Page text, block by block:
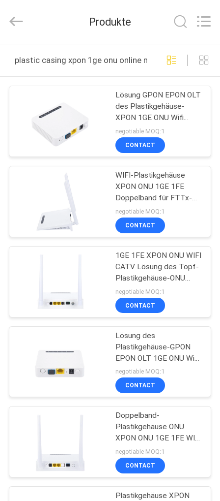
PRODUKTE
VIDEOS
UNS
AUSFLUG
QUALITÄTSKONTROLLE
UNS
VERBINDUNG
SITEMAP
DATENSCHUTZ-
Rights
Reserved.
ECER
Produkte
plastic casing xpon 1ge onu online manufacture
Lösung GPON EPON OLT
des Plastikgehäuse-
XPON 1GE ONU Wifi
FTTH FTTO FTTX
negotiable MOQ:1
CONTACT
WIFI-Plastikgehäuse
XPON ONU 1GE 1FE
Doppelband für FTTx-
Lösungen
negotiable MOQ:1
CONTACT
1GE 1FE XPON ONU WIFI
CATV Lösung des Topf-
Plastikgehäuse-ONU
FTTH FTTO
negotiable MOQ:1
CONTACT
Lösung des
Plastikgehäuse-GPON
EPON OLT 1GE ONU Wifi
FTTH FTTO FTTX
negotiable MOQ:1
CONTACT
Doppelband-
Plastikgehäuse ONU
XPON ONU 1GE 1FE WIFI
für FTTx-Lösungen
negotiable MOQ:1
CONTACT
Plastikgehäuse XPON